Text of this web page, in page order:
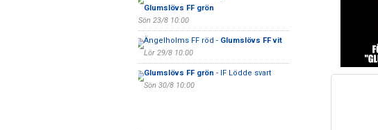
Glumslövs FF grön
Sön 23/8 10:00
Ängelholms FF röd - Glumslövs FF vit
Lör 29/8 10:00
Glumslövs FF grön - IF Lödde svart
Sön 30/8 10:00